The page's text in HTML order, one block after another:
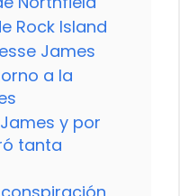
Rock Island
James
a la
y por
tanta